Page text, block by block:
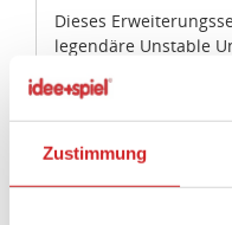
Zustimmung
Dieses
legendäre Unstable
beliebte Partyspiel
kampferprobten
Grundspiel von
Das Kartenspiel
mit euren absoluten